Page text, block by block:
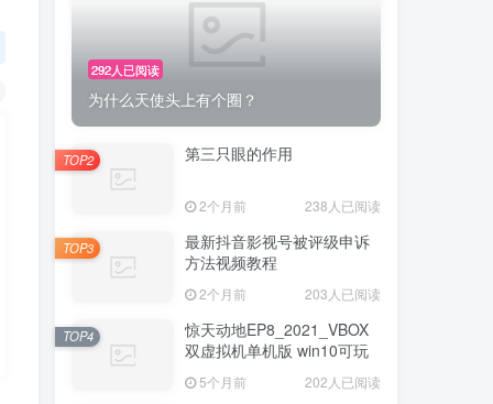
292人已阅读
为什么天使头上有个圈？
第三只眼的作用
2个月前 238人已阅读
TOP2
最新抖音影视号被评级申诉
方法视频教程
2个月前 203人已阅读
TOP3
惊天动地EP8_2021_VBOX
双虚拟机单机版 win10可玩
5个月前 202人已阅读
TOP4